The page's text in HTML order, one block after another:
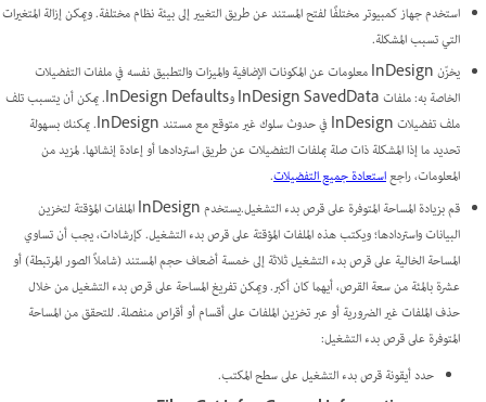
استخدم جهاز كمبيوتر مختلفًا لفتح المستند عن طريق التغيير إلى بيئة نظام مختلفة. ويمكن إزالة المتغيرات
التي تسبب المشكلة.
يخزّن InDesign معلومات عن المكونات الإضافية والميزات والتطبيق نفسه في ملفات التفضيلات
الخاصة به: ملفات InDesign SavedData وInDesign Defaults. يمكن أن يتسبب تلف
ملف تفضيلات InDesign في حدوث سلوك غير متوقع مع مستند InDesign. يمكنك بسهولة
تحديد ما إذا المشكلة ذات صلة بملفات التفضيلات عن طريق استردادها أو إعادة إنشائها. لمزيد من
المعلومات، راجعاستعادة جميع التفضيلات.
قم بزيادة المساحة المتوفرة على قرص بدء التشغيل.يستخدم InDesign الملفات المؤقتة لتخزين
البيانات واستردادها؛ ويكتب هذه الملفات المؤقتة على قرص بدء التشغيل. كإرشادات، يجب أن تساوي
المساحة الخالية على قرص بدء التشغيل ثلاثة إلى خمسة أضعاف حجم المستند (شاملاً الصور المرتبطة) أو
عشرة بالمئة من سعة القرص، أيهما كان أكبر. ويمكن تفريغ المساحة على قرص بدء التشغيل من خلال
حذف الملفات غير الضرورية أو عبر تخزين الملفات على أقسام أو أقراص منفصلة. للتحقق من المساحة
المتوفرة على قرص بدء التشغيل:
حدد أيقونة قرص بدء التشغيل على سطح المكتب.